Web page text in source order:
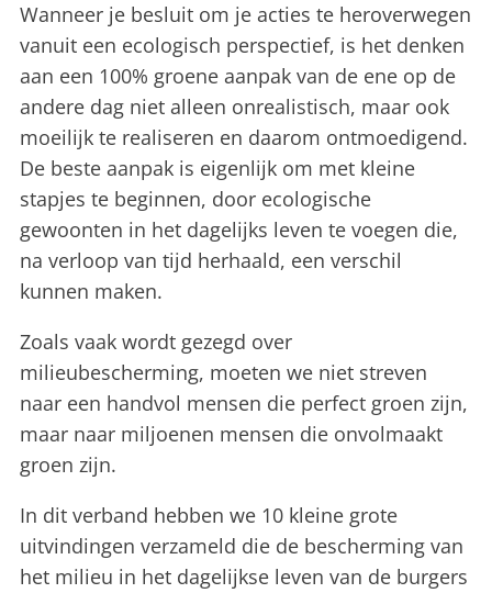
Wanneer je besluit om je acties te heroverwegen
vanuit een ecologisch perspectief, is het denken
aan een 100% groene aanpak van de ene op de
andere dag niet alleen onrealistisch, maar ook
moeilijk te realiseren en daarom ontmoedigend.
De beste aanpak is eigenlijk om met kleine
stapjes te beginnen, door ecologische
gewoonten in het dagelijks leven te voegen die,
na verloop van tijd herhaald, een verschil
kunnen maken.
Zoals vaak wordt gezegd over
milieubescherming, moeten we niet streven
naar een handvol mensen die perfect groen zijn,
maar naar miljoenen mensen die onvolmaakt
groen zijn.
In dit verband hebben we 10 kleine grote
uitvindingen verzameld die de bescherming van
het milieu in het dagelijkse leven van de burgers